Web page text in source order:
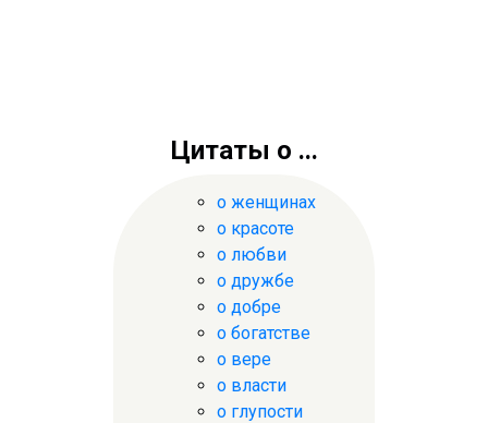
Цитаты о ...
о женщинах
о красоте
о любви
о дружбе
о добре
о богатстве
о вере
о власти
о глупости